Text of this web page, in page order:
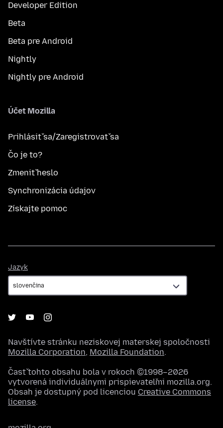
Developer Edition
Beta
Beta pre Android
Nightly
Nightly pre Android
Účet Mozilla
Prihlásiť sa/Zaregistrovať sa
Čo je to?
Zmeniť heslo
Synchronizácia údajov
Získajte pomoc
Jazyk
Navštívte stránku neziskovej materskej spoločnosti
Mozilla Corporation, Mozilla Foundation.
Časť tohto obsahu bola v rokoch ©1998–2026
vytvorená individuálnymi prispievateľmi mozilla.org.
Obsah je dostupný pod licenciou Creative Commons
license.